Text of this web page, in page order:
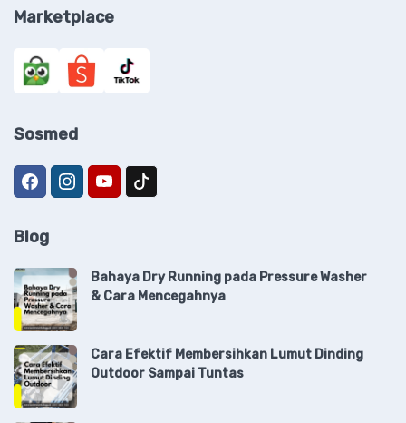
Marketplace
Sosmed
Blog
Bahaya Dry Running pada Pressure Washer
& Cara Mencegahnya
Cara Efektif Membersihkan Lumut Dinding
Outdoor Sampai Tuntas